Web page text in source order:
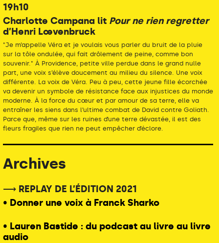
19h10
Charlotte Campana lit Pour ne rien regretter
d’Henri Lœvenbruck
"Je m’appelle Véra et je voulais vous parler du bruit de la pluie
sur la tôle ondulée, qui fait drôlement de peine, comme bon
souvenir." À Providence, petite ville perdue dans le grand nulle
part, une voix s’élève doucement au milieu du silence. Une voix
différente. La voix de Véra. Peu à peu, cette jeune fille écorchée
va devenir un symbole de résistance face aux injustices du monde
moderne. À la force du cœur et par amour de sa terre, elle va
entraîner les siens dans l’ultime combat de David contre Goliath.
Parce que, même sur les ruines d’une terre dévastée, il est des
fleurs fragiles que rien ne peut empêcher d’éclore.
Archives
⟶ REPLAY DE L’ÉDITION 2021
• Donner une voix à Franck Sharko
• Lauren Bastide : du podcast au livre au livre
audio